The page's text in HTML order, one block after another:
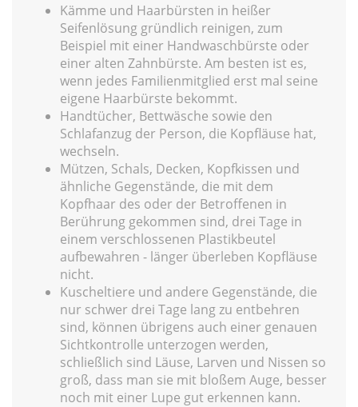
Kämme und Haarbürsten in heißer
Seifenlösung gründlich reinigen, zum
Beispiel mit einer Handwaschbürste oder
einer alten Zahnbürste. Am besten ist es,
wenn jedes Familienmitglied erst mal seine
eigene Haarbürste bekommt.
Handtücher, Bettwäsche sowie den
Schlafanzug der Person, die Kopfläuse hat,
wechseln.
Mützen, Schals, Decken, Kopfkissen und
ähnliche Gegenstände, die mit dem
Kopfhaar des oder der Betroffenen in
Berührung gekommen sind, drei Tage in
einem verschlossenen Plastikbeutel
aufbewahren - länger überleben Kopfläuse
nicht.
Kuscheltiere und andere Gegenstände, die
nur schwer drei Tage lang zu entbehren
sind, können übrigens auch einer genauen
Sichtkontrolle unterzogen werden,
schließlich sind Läuse, Larven und Nissen so
groß, dass man sie mit bloßem Auge, besser
noch mit einer Lupe gut erkennen kann.